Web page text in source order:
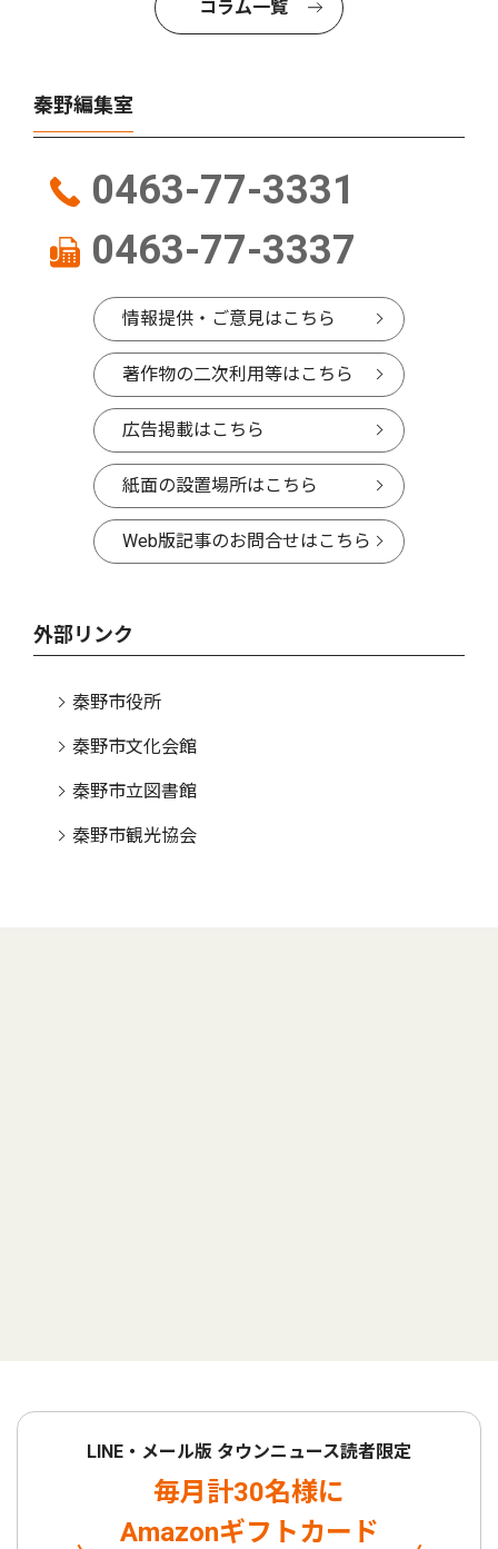
コラム一覧
秦野編集室
0463-77-3331
0463-77-3337
情報提供・ご意見はこちら
著作物の二次利用等はこちら
広告掲載はこちら
紙面の設置場所はこちら
Web版記事のお問合せはこちら
外部リンク
秦野市役所
秦野市文化会館
秦野市立図書館
秦野市観光協会
LINE・メール版 タウンニュース読者限定
毎月計30名様に
Amazonギフトカード